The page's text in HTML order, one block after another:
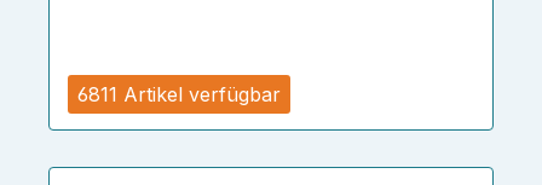
6811 Artikel verfügbar